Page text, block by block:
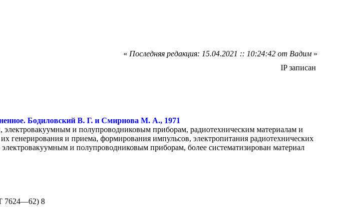
« Последняя редакция: 15.04.2021 :: 10:24:42 от Вадим »
IP записан
Бодиловский В. Г. и Смирнова М. А., 1971
и полупроводниковым приборам, радиотехническим материалам и
генерирования и приема, формирования импульсов, электропитания радиотехнических
и полупроводниковым приборам, более систематизирован материал
7624—62) 8